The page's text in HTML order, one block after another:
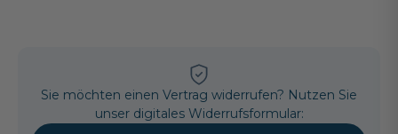
Sie möchten einen Vertrag widerrufen? Nutzen Sie
unser digitales Widerrufsformular: